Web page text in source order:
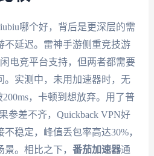
哪个好，背后是更深层的需
延迟。雷神手游侧重竞技游
电竞平台支持，但两者都需要
。实测中，未用加速器时，无
，卡顿到想放弃。用了普
参差不齐，Quickback VPN好
稳定，峰值丢包率高达30%，
。相比之下， 番茄加速器通